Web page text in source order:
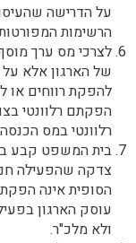
על הדרישה
הרשימות
לצרכי מס ערך
של הארגון אלא
להפקת רווחים או
הפקתם רלוונטי
רלוונטי במס
בית המשפט קבע
צדקה שהפעילה
הסופית אינה
עוסק הארגון
ולא מלכ"ר.